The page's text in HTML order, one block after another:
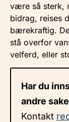
være så sterk,
bidrag, reises
bærekraftig.
stå overfor
velferd, eller
Har du
andre
Kontakt